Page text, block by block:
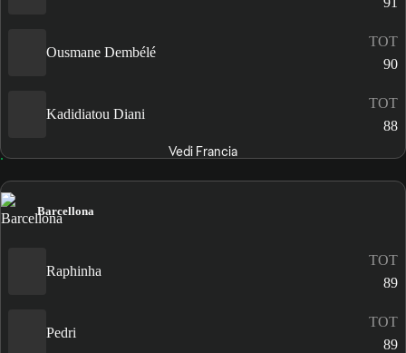
Ousmane Dembélé
TOT
90
Kadidiatou Diani
TOT
88
Vedi Francia
Barcellona
Raphinha
TOT
89
Pedri
TOT
89